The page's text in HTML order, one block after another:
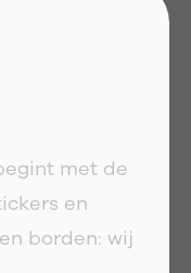
met de
en
borden: wij